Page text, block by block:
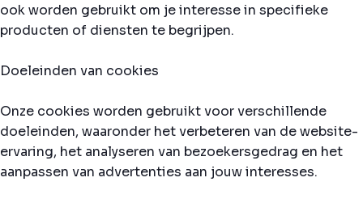
ook worden gebruikt om je interesse in specifieke
producten of diensten te begrijpen.
Doeleinden van cookies
Onze cookies worden gebruikt voor verschillende
doeleinden, waaronder het verbeteren van de website-
ervaring, het analyseren van bezoekersgedrag en het
aanpassen van advertenties aan jouw interesses.